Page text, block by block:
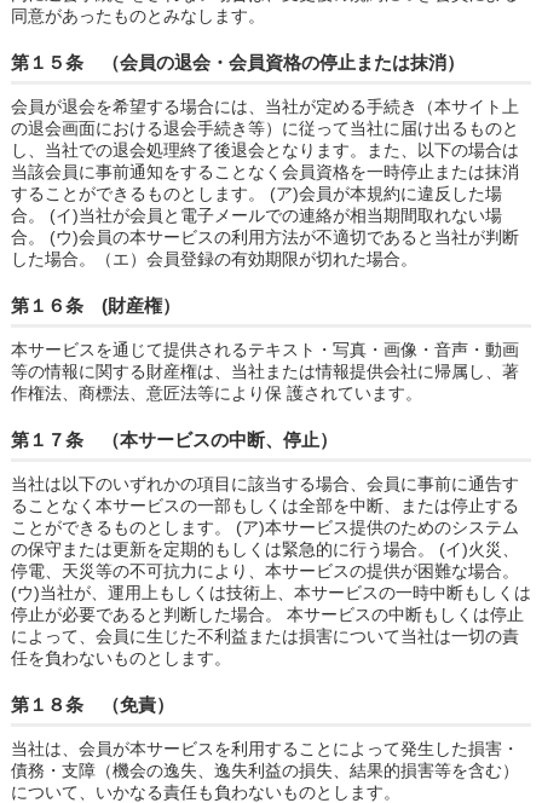
同意があったものとみなします。
第１５条 （会員の退会・会員資格の停止または抹消）
会員が退会を希望する場合には、当社が定める手続き（本サイト上
の退会画面における退会手続き等）に従って当社に届け出るものと
し、当社での退会処理終了後退会となります。また、以下の場合は
当該会員に事前通知をすることなく会員資格を一時停止または抹消
することができるものとします。 (ア)会員が本規約に違反した場
合。 (イ)当社が会員と電子メールでの連絡が相当期間取れない場
合。 (ウ)会員の本サービスの利用方法が不適切であると当社が判断
した場合。（エ）会員登録の有効期限が切れた場合。
第１６条 (財産権）
本サービスを通じて提供されるテキスト・写真・画像・音声・動画
等の情報に関する財産権は、当社または情報提供会社に帰属し、著
作権法、商標法、意匠法等により保 護されています。
第１７条 （本サービスの中断、停止）
当社は以下のいずれかの項目に該当する場合、会員に事前に通告す
ることなく本サービスの一部もしくは全部を中断、または停止する
ことができるものとします。 (ア)本サービス提供のためのシステム
の保守または更新を定期的もしくは緊急的に行う場合。 (イ)火災、
停電、天災等の不可抗力により、本サービスの提供が困難な場合。
(ウ)当社が、運用上もしくは技術上、本サービスの一時中断もしくは
停止が必要であると判断した場合。 本サービスの中断もしくは停止
によって、会員に生じた不利益または損害について当社は一切の責
任を負わないものとします。
第１８条 （免責）
当社は、会員が本サービスを利用することによって発生した損害・
債務・支障（機会の逸失、逸失利益の損失、結果的損害等を含む）
について、いかなる責任も負わないものとします。